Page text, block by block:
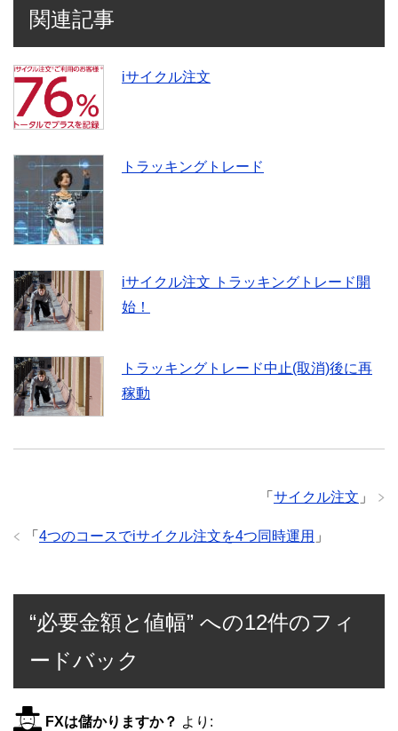
関連記事
iサイクル注文
トラッキングトレード
iサイクル注文 トラッキングトレード開
始！
トラッキングトレード中止(取消)後に再
稼動
「 サイクル注文 」
「 4つのコースでiサイクル注文を4つ同時運用 」
“必要金額と値幅” への12件のフィ
ードバック
FXは儲かりますか？ より: